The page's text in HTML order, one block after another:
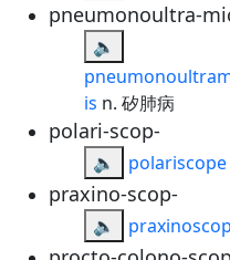
pneumonoultra-
🔈
is n. 矽肺病
polari-scop-
🔈 polariscope
praxino-scop-
🔈